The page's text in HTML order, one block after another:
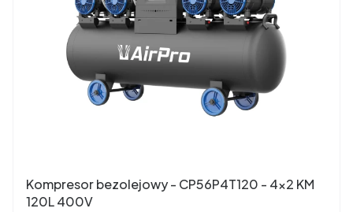
Kompresor bezolejowy - CP56P4T120 - 4×2 KM
120L 400V